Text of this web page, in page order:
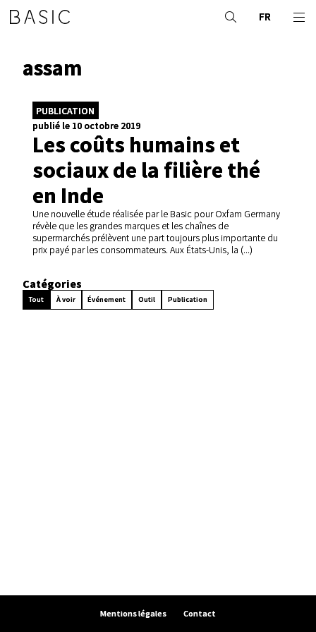
FR
assam
PUBLICATION
publié le 10 octobre 2019
Les coûts humains et
sociaux de la filière thé
en Inde
Une nouvelle étude réalisée par le Basic pour Oxfam Germany
révèle que les grandes marques et les chaînes de
supermarchés prélèvent une part toujours plus importante du
prix payé par les consommateurs. Aux États-Unis, la (...)
Catégories
Tout À voir Événement Outil Publication
Mentions légales Contact